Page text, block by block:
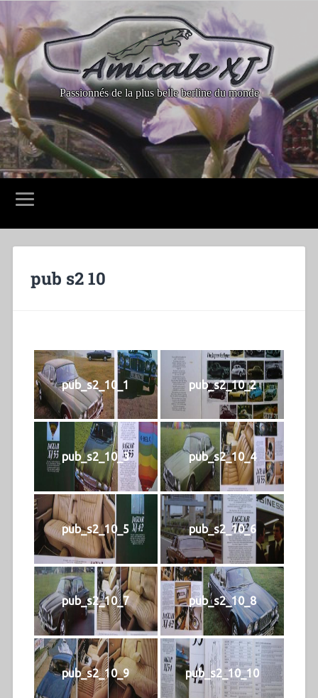
Passionnés de la plus belle berline du monde
pub s2 10
pub_s2_10_1 pub_s2_10_2
pub_s2_10_3 pub_s2_10_4
pub_s2_10_5 pub_s2_10_6
pub_s2_10_7 pub_s2_10_8
pub_s2_10_9 pub_s2_10_10